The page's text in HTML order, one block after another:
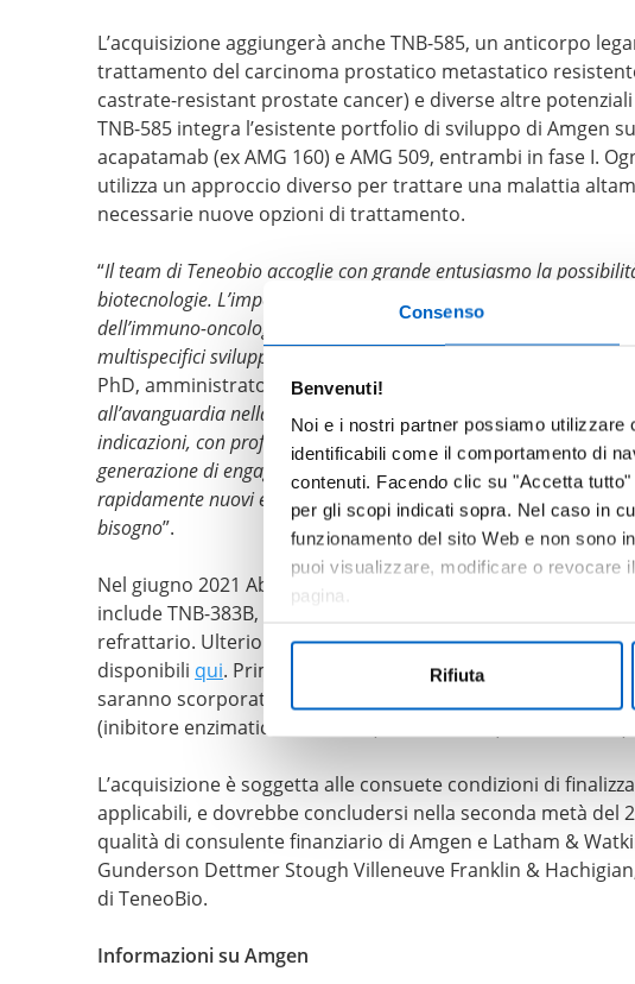
Consenso
Benvenuti!
Noi e i nostri partner possiamo
identificabili come il comportamento di
contenuti. Facendo clic su "Accetta
per gli scopi indicati sopra. Nel caso in
funzionamento del sito Web e non sono
puoi visualizzare, modificare o revocare
pagina.
Rifiuta
L’acquisizione aggiungerà anche TNB-585, un anticorpo
trattamento del carcinoma prostatico metastatico
castrate-resistant prostate cancer) e diverse altre
TNB-585 integra l’esistente portfolio di sviluppo di Amgen
acapatamab (ex AMG 160) e AMG 509, entrambi in fase I.
utilizza un approccio diverso per trattare una malattia
necessarie nuove opzioni di trattamento.
“Il team di Teneobio accoglie con grande entusiasmo la
biotecnologie. L’impegno nella Ricerca e Sviluppo di Amgen e la
dell’immuno-oncologia sono ideali per applicare e far progredire
multispecifici sviluppati da Teneobio, al fine di realizzare farmaci
PhD, amministratore delegato di Teneobio. “
all’avanguardia nella realizzazione di terapie differenziate
indicazioni, con profili di sicurezza, efficacia e farmacocinetica
generazione di engager di cellule T. Insieme, condividiamo un
rapidamente nuovi e significativi anticorpi multispecifici
bisogno”.
Nel giugno 2021 AbbVie ha esercitato il suo diritto di
include TNB-383B, un anti-CD3/BCMA bispecifico per il
refrattario. Ulteriori dettagli su questa transazione,
disponibili qui. Prima della finalizzazione dell’acquisizione
saranno scorporate tra gli attuali azionisti di Teneobio:
(inibitore enzimatico anti-CD38) e TeneoTen (anti-HBV/CD3).
L’acquisizione è soggetta alle consuete condizioni di
applicabili, e dovrebbe concludersi nella seconda metà del
qualità di consulente finanziario di Amgen e Latham &
Gunderson Dettmer Stough Villeneuve Franklin &
di TeneoBio.
Informazioni su Amgen